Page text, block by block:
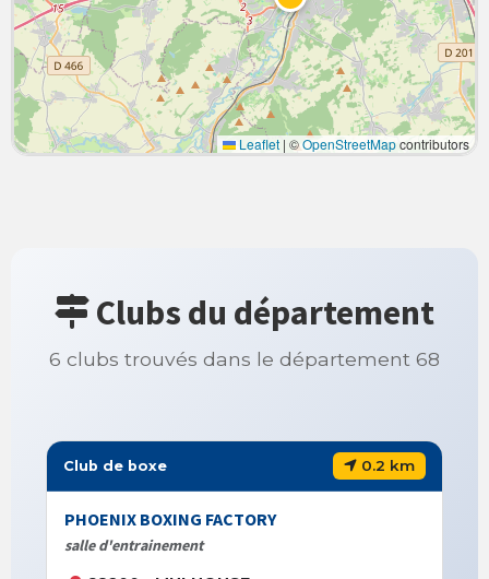
Leaflet | ©OpenStreetMapcontributors
Clubs du département
6 clubs trouvés dans le département 68
Club de boxe 0.2 km
PHOENIX BOXING FACTORY
salle d'entrainement